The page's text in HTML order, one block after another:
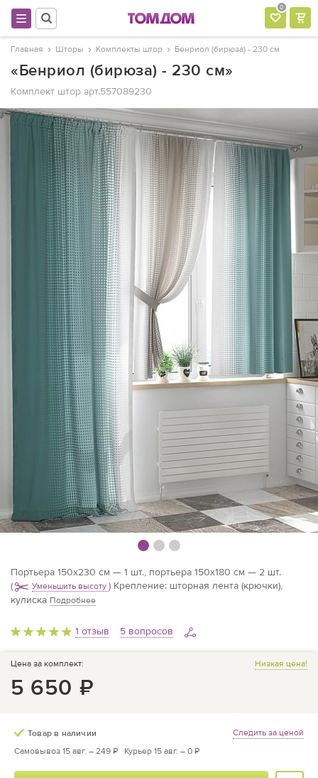
0
Главная Шторы Комплекты штор Бенриол (бирюза) - 230 см
«Бенриол (бирюза) - 230 см»
Комплект штор арт.557089230
Портьера 150х230 см — 1 шт., портьера 150х180 см — 2 шт.
(
Уменьшить высоту ) Крепление: шторная лента (крючки),
кулиска Подробнее
1 отзыв 5 вопросов
Цена за комплект: Низкая цена!
5 650 ₽
Товар в наличии
Следить за ценой
Самовывоз 15 авг. – 249 ₽ Курьер 15 авг. – 0 ₽